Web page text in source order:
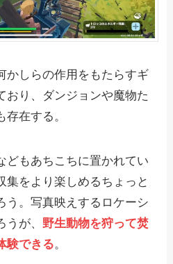
かしらの作用をもたらすギ
おり、ダンジョンや魔物た
在する。
どもあちこちに置かれてい
集をより楽しめるちょっと
う。写真映えするロケーシ
うが、野生動物を狩って焚
験できる。